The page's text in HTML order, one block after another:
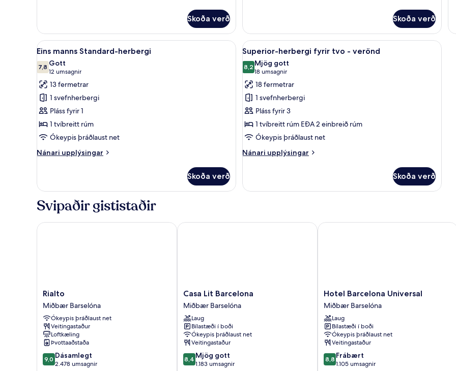
herbergi
fyrir
tvo
Skoða verð
herbergi
fyrir
tvo
svalir
Skoða verð
Skoða
allar
myndir
fyrir
Eins
manns
Standard-
herbergi
Öryggishólf í herbergi, straujárn/strauborð, ókeypis þráðlaus nettenging
6
Eins manns Standard-herbergi
7,87,8 af 10
Gott
12 umsagnir
(12
umsagnir)
13 fermetrar
1 svefnherbergi
Pláss fyrir 1
1 tvíbreitt rúm
Ókeypis þráðlaust net
Nánari upplýsingar
Nánari
manns
herbergi
Skoða verð
Skoða
allar
myndir
fyrir
Superior-
herbergi
fyrir
tvo
-
verönd
Superior-herbergi fyrir tvo - verönd |
6
Superior-herbergi fyrir tvo - verönd
8,28,2 af 10
Mjög gott
18 umsagnir
(18
umsagnir)
18 fermetrar
1 svefnherbergi
Pláss fyrir 3
1 tvíbreitt rúm EÐA 2 einbreið rúm
Ókeypis þráðlaust net
Nánari upplýsingar
Nánari
herbergi
verönd
Skoða verð
Svipaðir gististaðir
Rialto
Miðbær
Barselóna
Rialto
Miðbær Barselóna
Ókeypis þráðlaust net
Veitingastaður
Loftkæling
Þvottaaðstaða
9.0
af
9,0 Dásamlegt
2.478 umsagnir
Rialto
Casa
Lit
Barcelona
Miðbær
Barselóna
Casa Lit Barcelona
Miðbær Barselóna
Laug
Bílastæði í boði
Ókeypis þráðlaust net
Veitingastaður
8.4
af
8,4 Mjög gott
1.183 umsagnir
Casa Lit Barcelona
Hotel
Barcelona
Universal
Miðbær
Barselóna
Hotel Barcelona Universal
Miðbær Barselóna
Laug
Bílastæði í boði
Ókeypis þráðlaust net
Veitingastaður
8.8
af
8,8 Frábært
1.105 umsagnir
Hotel Barcelona Universal